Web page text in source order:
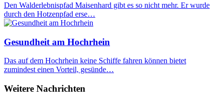
Den Walderlebnispfad Maisenhard gibt es so nicht mehr. Er wurde
durch den Hotzenpfad erse…
Gesundheit am Hochrhein
Das auf dem Hochrhein keine Schiffe fahren können bietet
zumindest einen Vorteil, gesünde…
Weitere Nachrichten